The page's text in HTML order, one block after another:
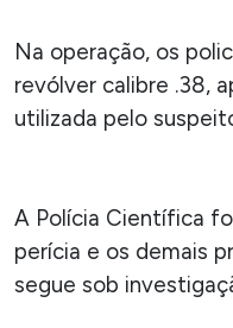
Na operação, os
revólver calibre .38,
utilizada pelo
A Polícia Científica
perícia e os demais
segue sob